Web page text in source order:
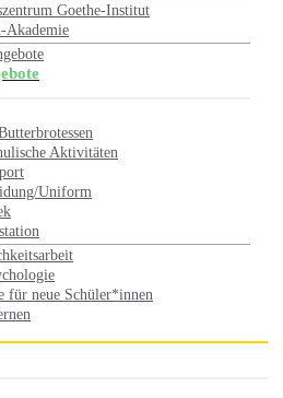
Goethe-Institut
Akademie
Aktivitäten
Uniform
für neue Schüler*innen